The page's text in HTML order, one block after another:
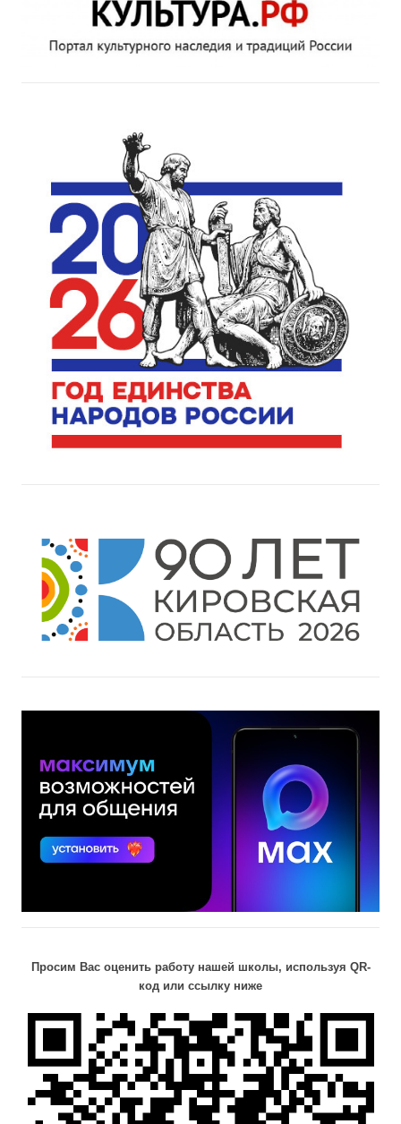
Просим Вас оценить работу нашей школы, используя QR-
код или ссылку ниже